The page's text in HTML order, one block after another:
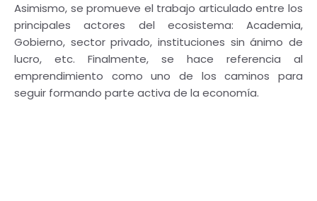
Asimismo, se promueve el trabajo articulado entre los
principales actores del ecosistema: Academia,
Gobierno, sector privado, instituciones sin ánimo de
lucro, etc. Finalmente, se hace referencia al
emprendimiento como uno de los caminos para
seguir formando parte activa de la economía.